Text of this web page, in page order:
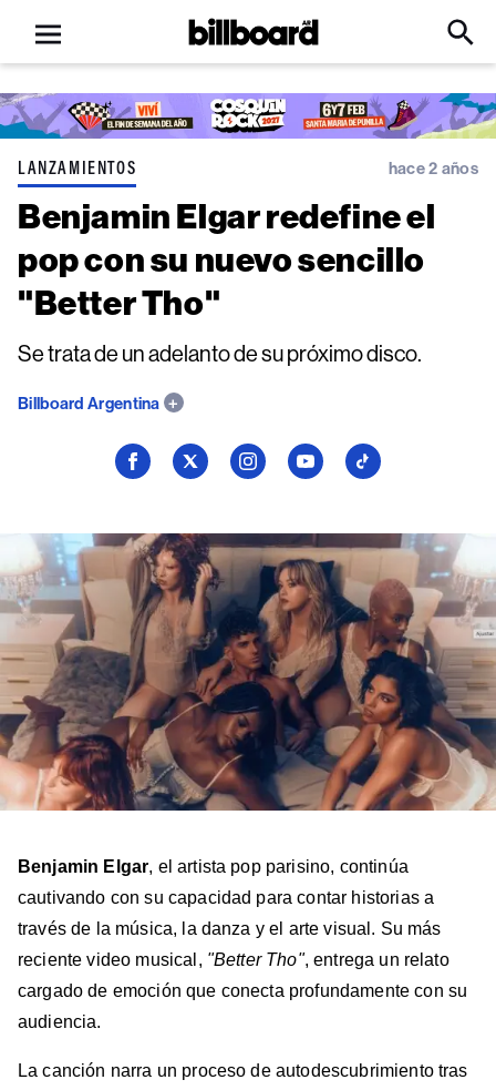
Open
menu
Billboard
Click
Input
LANZAMIENTOS hace 2 años
Benjamin Elgar redefine el
pop con su nuevo sencillo
"Better Tho"
Se trata de un adelanto de su próximo disco.
Billboard Argentina
Seguí
en
Facebook
Seguí
en
X
Seguí
en
Instagram
Seguí
en
YouTube
Seguí
en
TikTok
Benjamin Elgar, el artista pop parisino, continúa
cautivando con su capacidad para contar historias a
través de la música, la danza y el arte visual. Su más
reciente video musical, "Better Tho", entrega un relato
cargado de emoción que conecta profundamente con su
audiencia.
La canción narra un proceso de autodescubrimiento tras